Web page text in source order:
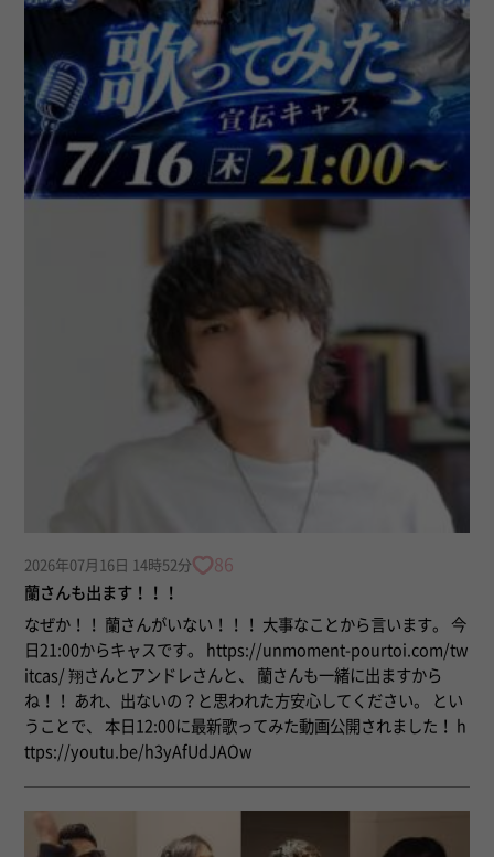
2026年07月16日 14時52分 86
蘭さんも出ます！！！
なぜか！！ 蘭さんがいない！！！ 大事なことから言います。 今
日21:00からキャスです。 https://unmoment-pourtoi.com/tw
itcas/ 翔さんとアンドレさんと、 蘭さんも一緒に出ますから
ね！！ あれ、出ないの？と思われた方安心してください。 とい
うことで、 本日12:00に最新歌ってみた動画公開されました！ h
ttps://youtu.be/h3yAfUdJAOw